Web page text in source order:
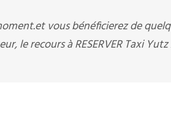
vous bénéficierez de
le recours à RESERVER Taxi